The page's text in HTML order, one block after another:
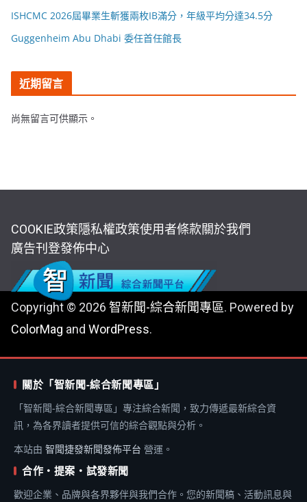
ISHCMC 2026屆畢業生斬獲兩枚IB滿分，年級平均分達34.5分
Guggenheim Abu Dhabi 委任首任館長
近期留言
尚無留言可供顯示。
COOKIE政策隱私權政策使用者條款關於我們
廣告刊登發佈中心
Copyright © 2026 智新聞-綜合新聞專區. Powered by
ColorMag and WordPress.
關於「智新聞-綜合新聞專區」
「智新聞-綜合新聞專區」專注綜合新聞，致力傳遞最新綜合資
訊，為各界讀者提供可信的綜合觀點與分析。
本站由 智聞捷發新聞發佈平台 營運。
合作・提案・試發新聞
歡迎企業、品牌與各界夥伴與我們合作。您的新聞稿、活動訊息與